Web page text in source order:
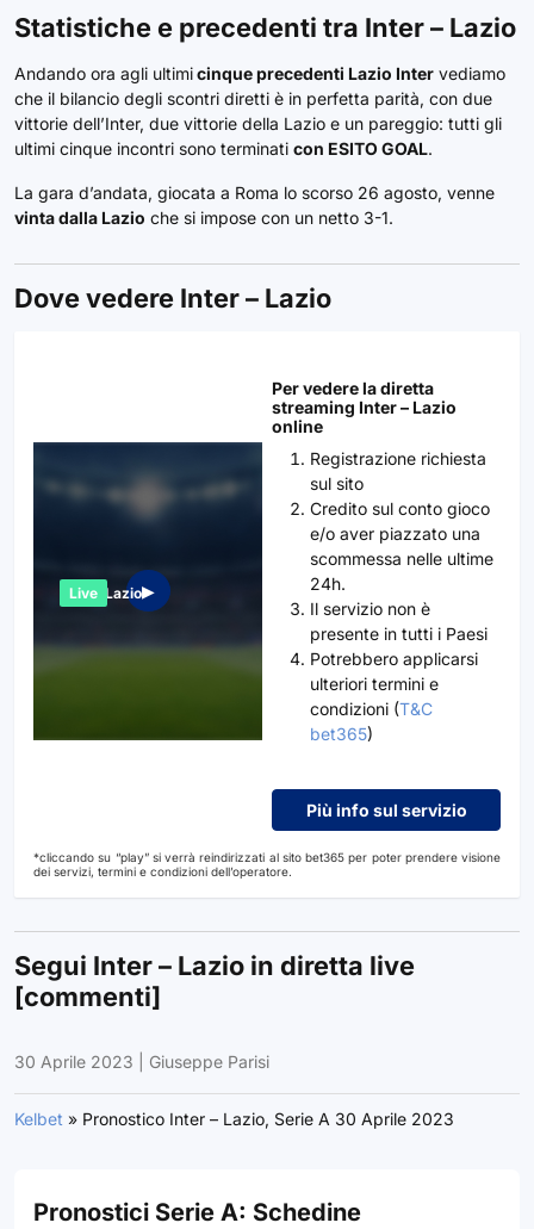
Statistiche e precedenti tra Inter – Lazio
Andando ora agli ultimicinque precedenti Lazio Inter vediamo
che il bilancio degli scontri diretti è in perfetta parità, con due
vittorie dell’Inter, due vittorie della Lazio e un pareggio: tutti gli
ultimi cinque incontri sono terminati con ESITO GOAL.
La gara d’andata, giocata a Roma lo scorso 26 agosto, venne
vinta dalla Lazio che si impose con un netto 3-1.
Dove vedere Inter – Lazio
▶︎
Inter – Lazio
Live
Per vedere la diretta
streaming Inter – Lazio
online
Registrazione richiesta
sul sito
Credito sul conto gioco
e/o aver piazzato una
scommessa nelle ultime
24h.
Il servizio non è
presente in tutti i Paesi
Potrebbero applicarsi
ulteriori termini e
condizioni (T&C
bet365)
Più info sul servizio
*cliccando su “play” si verrà reindirizzati al sito bet365 per poter prendere visione
dei servizi, termini e condizioni dell’operatore.
Segui Inter – Lazio in diretta live
[commenti]
30 Aprile 2023 Giuseppe Parisi
Kelbet » Pronostico Inter – Lazio, Serie A 30 Aprile 2023
Pronostici Serie A: Schedine